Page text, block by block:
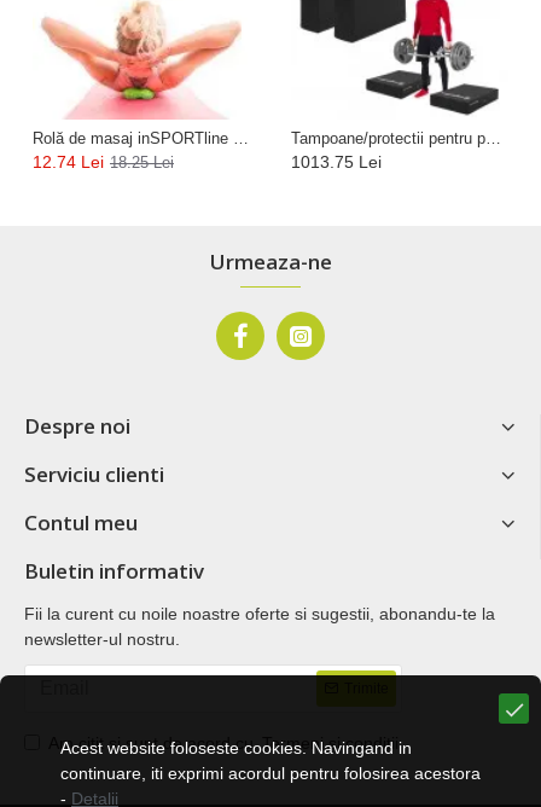
Rolă de masaj inSPORTline Peany - Verde
12.74 Lei 18.25 Lei
Tampoane/protectii pentru parghie de greutate inSPORTline Inpak
1013.75 Lei
Urmeaza-ne
Despre noi
Serviciu clienti
Contul meu
Buletin informativ
Fii la curent cu noile noastre oferte si sugestii, abonandu-te la
newsletter-ul nostru.
Am citit şi sunt de acord cu Termeni si conditii
Acest website foloseste cookies. Navingand in
continuare, iti exprimi acordul pentru folosirea acestora
- Detalii